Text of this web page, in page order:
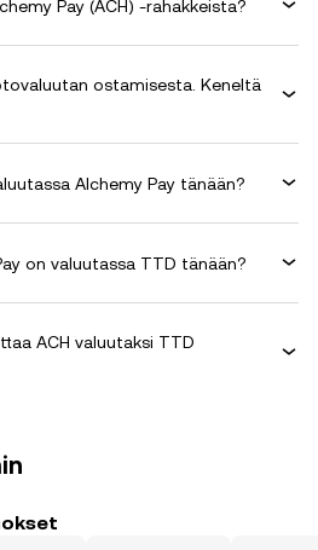
Pay (ACH) -rahakkeista?
ostamisesta. Keneltä
Alchemy Pay tänään?
on valuutassa TTD tänään?
ACH valuutaksi TTD